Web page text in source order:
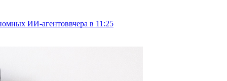
ИИ-агентоввчера в 11:25